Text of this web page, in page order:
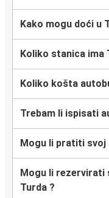
Kako mogu doći u
Koliko stanica ima
Koliko košta
Trebam li ispisati
Mogu li pratiti svoj
Mogu li rezervirati
Turda ?